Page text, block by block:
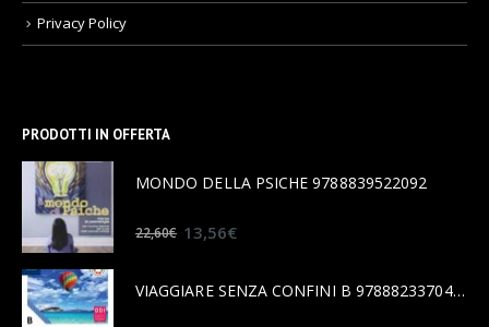
Privacy Policy
PRODOTTI IN OFFERTA
MONDO DELLA PSICHE 9788839522092
22,60€ 13,56€
VIAGGIARE SENZA CONFINI B 9788823370456